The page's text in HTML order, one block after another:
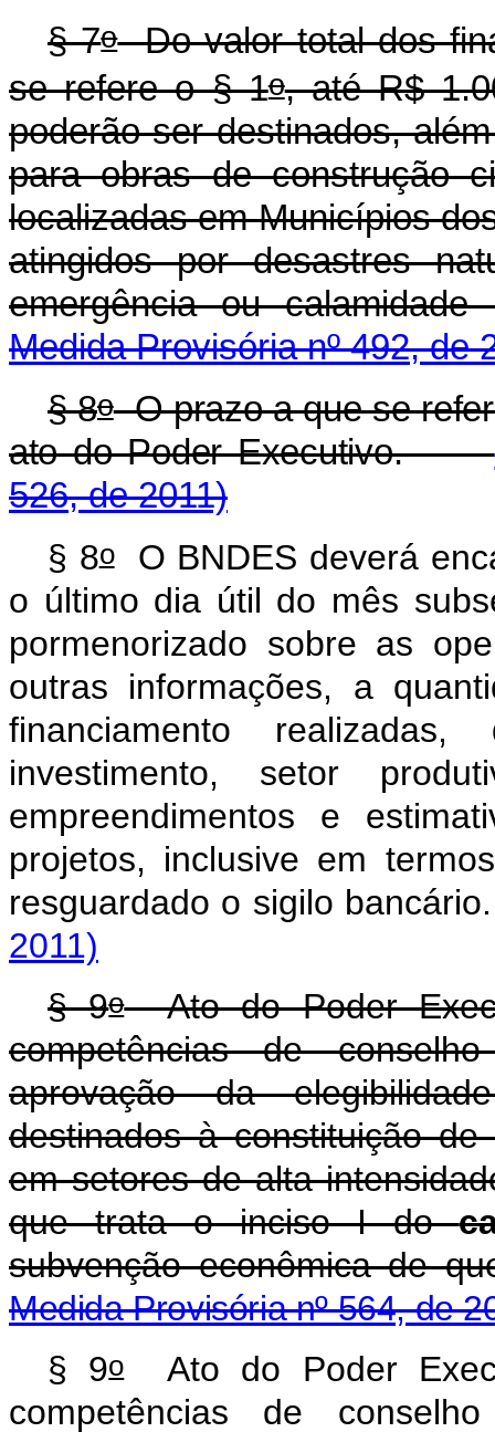
§ 7oDo valor total dos
se refere o § 1o, até R$
poderão ser destinados,
para obras de construção
localizadas em Municípios
atingidos por desastres
emergência ou
Medida Provisória nº 492, de
§ 8oO prazo a que se
ato do Poder Executivo.
526, de 2011)
§ 8oO BNDES deverá
o último dia útil do mês
pormenorizado sobre as
outras informações, a
financiamento
investimento, setor
empreendimentos e
projetos, inclusive em
resguardado o sigilo
2011)
§ 9oAto do Poder
competências de
aprovação da
destinados à constituição
em setores de alta
que trata o inciso I do
subvenção econômica de
Medida Provisória nº 564, de
§ 9oAto do Poder
competências de